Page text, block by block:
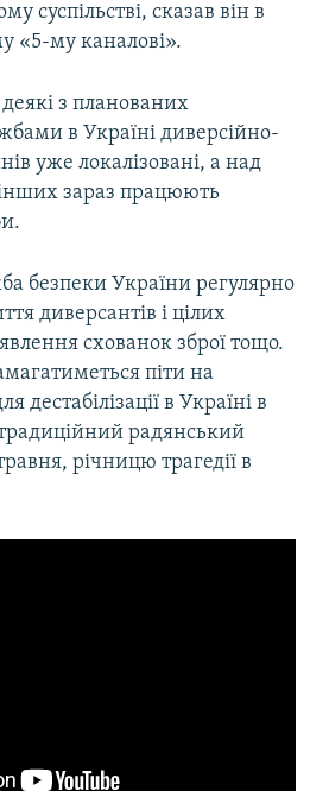
суспільстві, сказав він в
«5-му каналові».
з планованих
в Україні диверсійно-
уже локалізовані, а над
зараз працюють
безпеки України регулярно
диверсантів і цілих
схованок зброї тощо.
піти на
дестабілізації в Україні в
радянський
річницю трагедії в